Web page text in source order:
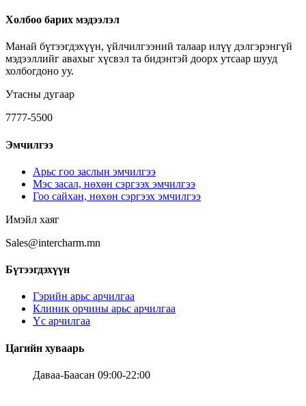
Холбоо барих мэдээлэл
Манай бүтээгдэхүүн, үйлчилгээний талаар илүү дэлгэрэнгүй
мэдээллийг авахыг хүсвэл та бидэнтэй доорх утсаар шууд
холбогдоно уу.
Утасны дугаар
7777-5500
Эмчилгээ
Арьс гоо заслын эмчилгээ
Мэс засал, нөхөн сэргээх эмчилгээ
Гоо сайхан, нөхөн сэргээх эмчилгээ
Имэйл хаяг
Sales@intercharm.mn
Бүтээгдэхүүн
Гэрийн арьс арчилгаа
Клиник орчины арьс арчилгаа
Үс арчилгаа
Цагийн хуваарь
Даваа-Баасан 09:00-22:00